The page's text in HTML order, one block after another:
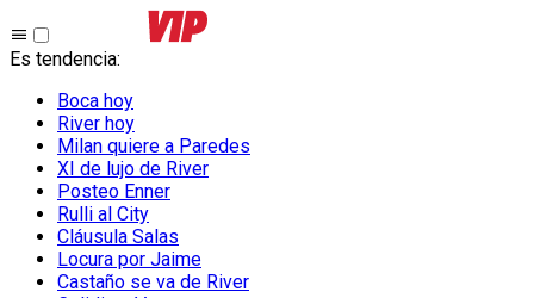
Es tendencia:
Boca hoy
River hoy
Milan quiere a Paredes
XI de lujo de River
Posteo Enner
Rulli al City
Cláusula Salas
Locura por Jaime
Castaño se va de River